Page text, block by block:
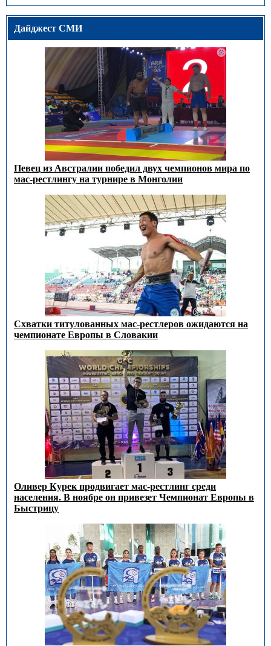
Дайджест СМИ
Певец из Австралии победил двух чемпионов мира по
мас-рестлингу на турнире в Монголии
Схватки титулованных мас-рестлеров ожидаются на
чемпионате Европы в Словакии
Оливер Курек продвигает мас-рестлинг среди
населения. В ноябре он привезет Чемпионат Европы в
Быстрицу